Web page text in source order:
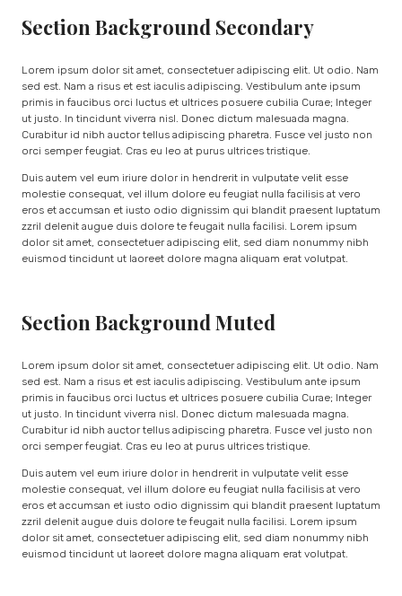
Section Background Secondary
Lorem ipsum dolor sit amet, consectetuer adipiscing elit. Ut odio. Nam
sed est. Nam a risus et est iaculis adipiscing. Vestibulum ante ipsum
primis in faucibus orci luctus et ultrices posuere cubilia Curae; Integer
ut justo. In tincidunt viverra nisl. Donec dictum malesuada magna.
Curabitur id nibh auctor tellus adipiscing pharetra. Fusce vel justo non
orci semper feugiat. Cras eu leo at purus ultrices tristique.
Duis autem vel eum iriure dolor in hendrerit in vulputate velit esse
molestie consequat, vel illum dolore eu feugiat nulla facilisis at vero
eros et accumsan et iusto odio dignissim qui blandit praesent luptatum
zzril delenit augue duis dolore te feugait nulla facilisi. Lorem ipsum
dolor sit amet, consectetuer adipiscing elit, sed diam nonummy nibh
euismod tincidunt ut laoreet dolore magna aliquam erat volutpat.
Section Background Muted
Lorem ipsum dolor sit amet, consectetuer adipiscing elit. Ut odio. Nam
sed est. Nam a risus et est iaculis adipiscing. Vestibulum ante ipsum
primis in faucibus orci luctus et ultrices posuere cubilia Curae; Integer
ut justo. In tincidunt viverra nisl. Donec dictum malesuada magna.
Curabitur id nibh auctor tellus adipiscing pharetra. Fusce vel justo non
orci semper feugiat. Cras eu leo at purus ultrices tristique.
Duis autem vel eum iriure dolor in hendrerit in vulputate velit esse
molestie consequat, vel illum dolore eu feugiat nulla facilisis at vero
eros et accumsan et iusto odio dignissim qui blandit praesent luptatum
zzril delenit augue duis dolore te feugait nulla facilisi. Lorem ipsum
dolor sit amet, consectetuer adipiscing elit, sed diam nonummy nibh
euismod tincidunt ut laoreet dolore magna aliquam erat volutpat.